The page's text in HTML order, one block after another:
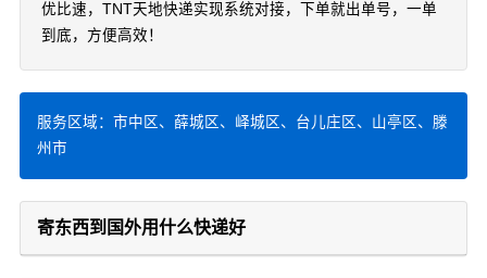
优比速，TNT天地快递实现系统对接，下单就出单号，一单
到底，方便高效！
服务区域：市中区、薛城区、峄城区、台儿庄区、山亭区、滕
州市
寄东西到国外用什么快递好